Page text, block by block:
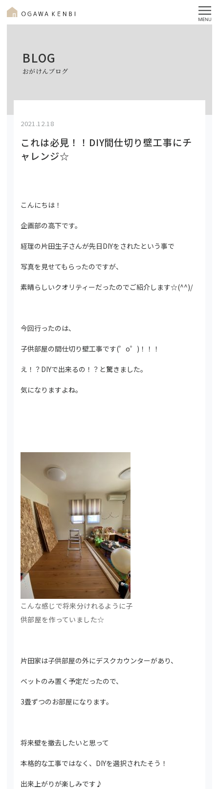
BLOG
おがけんブログ
2021.12.18
これは必見！！DIY間仕切り壁工事にチ
ャレンジ☆
こんにちは！
企画部の高下です。
経理の片田生子さんが先日DIYをされたという事で
写真を見せてもらったのですが、
素晴らしいクオリティーだったのでご紹介します☆(^^)/
今回行ったのは、
子供部屋の間仕切り壁工事です(゜o゜)！！！
え！？DIYで出来るの！？と驚きました。
気になりますよね。
こんな感じで将来分けれるように子
供部屋を作っていました☆
片田家は子供部屋の外にデスクカウンターがあり、
ベットのみ置く予定だったので、
3畳ずつのお部屋になります。
将来壁を撤去したいと思って
本格的な工事ではなく、DIYを選択されたそう！
出来上がりが楽しみです♪